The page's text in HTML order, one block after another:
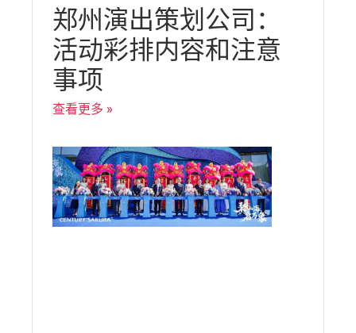
郑州演出策划公司：
活动彩排内容和注意
事项
查看更多 »